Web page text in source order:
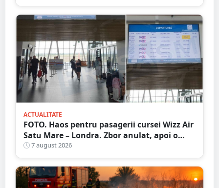
ACTUALITATE
FOTO. Haos pentru pasagerii cursei Wizz Air
Satu Mare – Londra. Zbor anulat, apoi o
nouă întârziere. Fără explicații clare
7 august 2026